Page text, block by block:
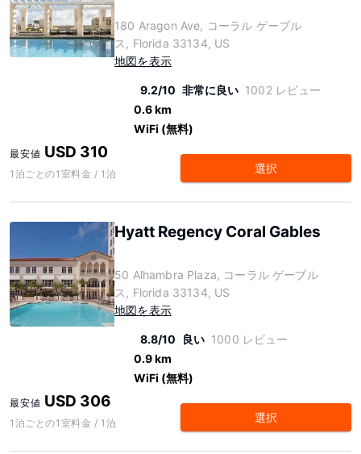
180 Aragon Ave, コーラル ゲーブル
ス, Florida 33134, US
地図を表示
9.2/10 非常に良い 1002 レビュー
0.6 km
WiFi (無料)
最安値 USD 310
1泊ごとの1室料金 / 1泊 選択
Hyatt Regency Coral Gables
50 Alhambra Plaza, コーラル ゲーブル
ス, Florida 33134, US
地図を表示
8.8/10 良い 1000 レビュー
0.9 km
WiFi (無料)
最安値 USD 306
1泊ごとの1室料金 / 1泊 選択